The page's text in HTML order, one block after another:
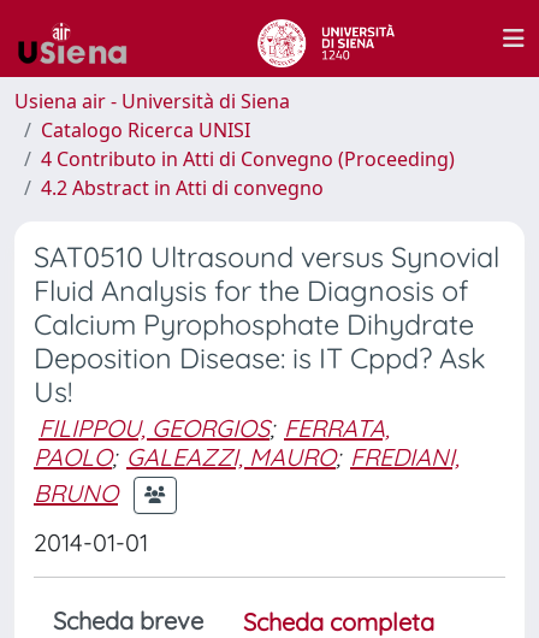
Usiena air - Università di Siena
Catalogo Ricerca UNISI
4 Contributo in Atti di Convegno (Proceeding)
4.2 Abstract in Atti di convegno
SAT0510 Ultrasound versus Synovial
Fluid Analysis for the Diagnosis of
Calcium Pyrophosphate Dihydrate
Deposition Disease: is IT Cppd? Ask
Us!
FILIPPOU, GEORGIOS; FERRATA,
PAOLO; GALEAZZI, MAURO; FREDIANI,
BRUNO
2014-01-01
Scheda breve
Scheda completa